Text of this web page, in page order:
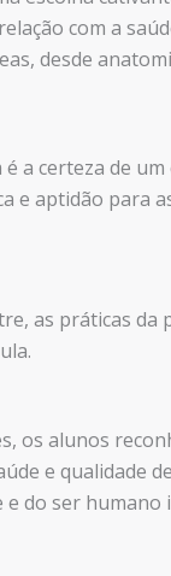
com a
desde
a certeza de
e aptidão para
as práticas da
os alunos
e qualidade
e do ser humano